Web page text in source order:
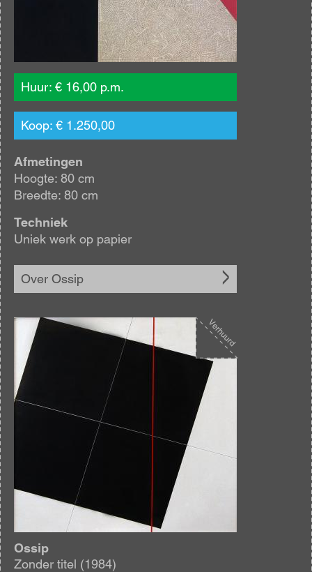
Huur: € 16,00 p.m.
Koop: € 1.250,00
Afmetingen
Hoogte: 80 cm
Breedte: 80 cm
Techniek
Uniek werk op papier
Over Ossip
Afbeelding
Ossip
Zonder titel (1984)